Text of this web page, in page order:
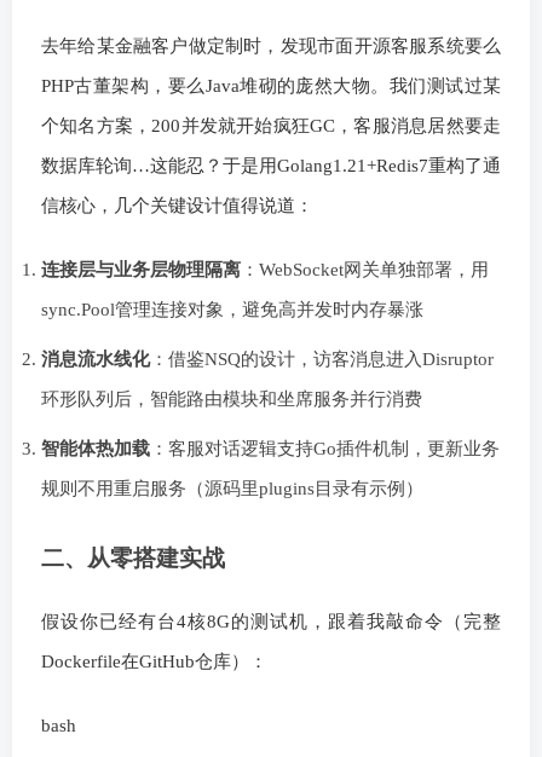
去年给某金融客户做定制时，发现市面开源客服系统要么
PHP古董架构，要么Java堆砌的庞然大物。我们测试过某
个知名方案，200并发就开始疯狂GC，客服消息居然要走
数据库轮询…这能忍？于是用Golang1.21+Redis7重构了通
信核心，几个关键设计值得说道：
连接层与业务层物理隔离 ：WebSocket网关单独部署，用
sync.Pool管理连接对象，避免高并发时内存暴涨
消息流水线化：借鉴NSQ的设计，访客消息进入Disruptor
环形队列后，智能路由模块和坐席服务并行消费
智能体热加载 ：客服对话逻辑支持Go插件机制，更新业务
规则不用重启服务（源码里plugins目录有示例）
二、从零搭建实战
假设你已经有台4核8G的测试机，跟着我敲命令（完整
Dockerfile在GitHub仓库）：
bash